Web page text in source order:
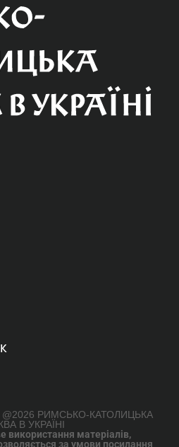
РИМСЬКО-КАТОЛИЦЬКА
В УКРАЇНІ
використання матеріалів,
за умови посилання